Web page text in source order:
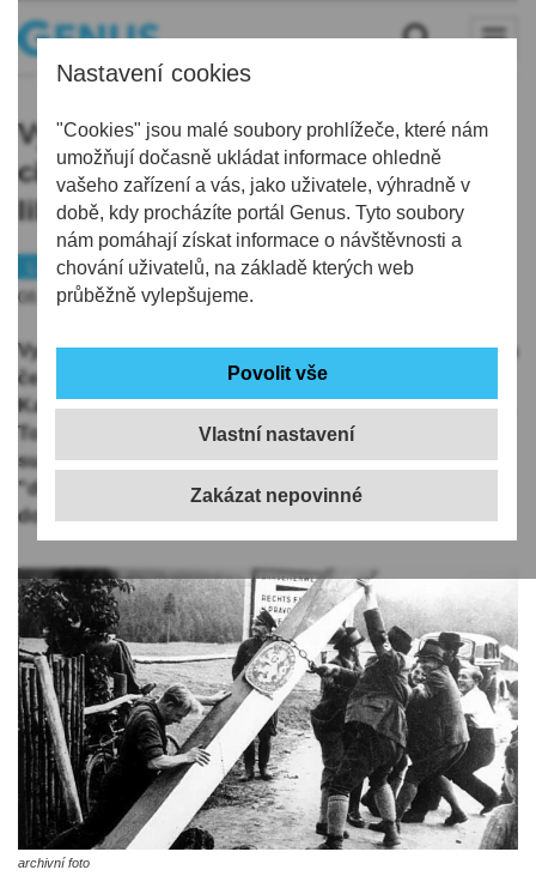
Nastavení cookies
"Cookies" jsou malé soubory prohlížeče, které nám
umožňují dočasně ukládat informace ohledně
vašeho zařízení a vás, jako uživatele, výhradně v
době, kdy procházíte portál Genus. Tyto soubory
nám pomáhají získat informace o návštěvnosti a
chování uživatelů, na základě kterých web
průběžně vylepšujeme.
Vlastní nastavení
Vyrovnání se s odkazem Němců je
citlivým a otevřeným tématem, míní
liberecká historička
Historie
Liberec
08.05.2026 | 5:45
Vyrovnání se s odkazem Němců, kteří v minulosti žili na
českém území, zůstává podle liberecké historičky
Kateřiny Portmann stále citlivým a otevřeným tématem.
To, že by se měl letos poprvé konat v Česku sjezd
sudetských Němců, ale podle ní zároveň vypovídá o
"dospělosti" vzájemných vztahů a schopnosti dívat se
dopředu s respektem k minulosti.
archivní foto